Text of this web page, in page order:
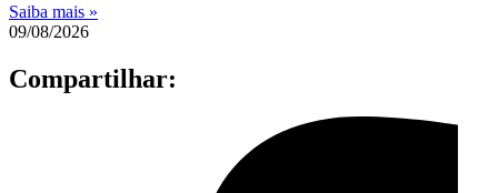
Saiba mais »
09/08/2026
Compartilhar: